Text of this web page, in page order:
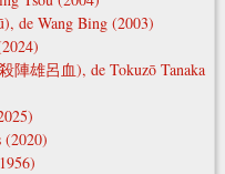
de Wang Bing (2003)
陣雄呂血), de Tokuzō Tanaka
(2020)